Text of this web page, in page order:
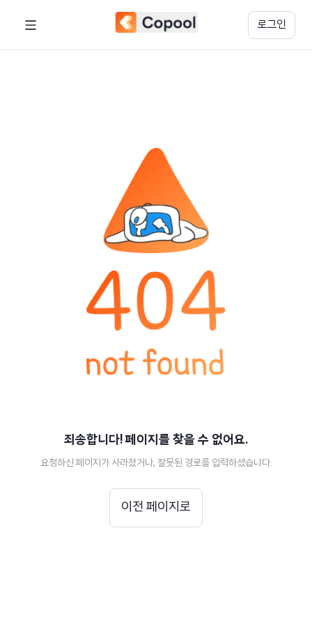
로그인
죄송합니다! 페이지를 찾을 수 없어요.
요청하신 페이지가 사라졌거나, 잘못된 경로를 입력하셨습니다.
이전 페이지로